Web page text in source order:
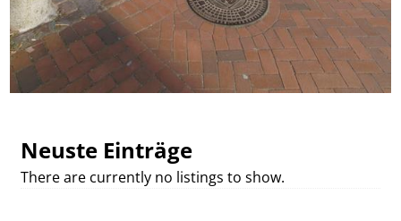
Bilder-Navigation
Neuste Einträge
There are currently no listings to show.